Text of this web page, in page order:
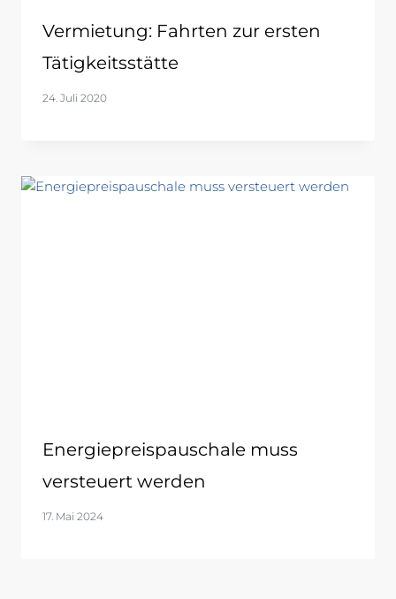
Vermietung: Fahrten zur ersten
Tätigkeitsstätte
24. Juli 2020
Energiepreispauschale muss
versteuert werden
17. Mai 2024